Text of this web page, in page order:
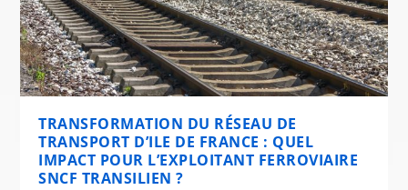
TRANSFORMATION DU RÉSEAU DE
TRANSPORT D’ILE DE FRANCE : QUEL
IMPACT POUR L’EXPLOITANT FERROVIAIRE
SNCF TRANSILIEN ?